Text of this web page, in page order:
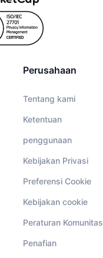
Perusahaan
Tentang kami
Ketentuan
penggunaan
Kebijakan Privasi
Preferensi Cookie
Kebijakan cookie
Peraturan Komunitas
Penafian